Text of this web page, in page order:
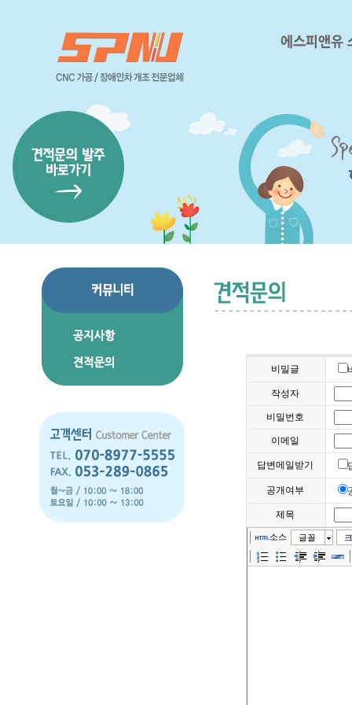
비밀글
작성자
비밀번호
이메일
답변메일받기
공개여부
제목
소스 글꼴